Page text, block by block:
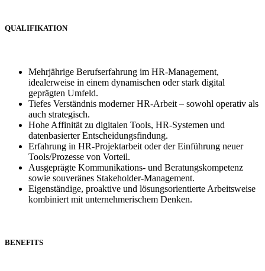
QUALIFIKATION
Mehrjährige Berufserfahrung im HR-Management,
idealerweise in einem dynamischen oder stark digital
geprägten Umfeld.
Tiefes Verständnis moderner HR-Arbeit – sowohl operativ als
auch strategisch.
Hohe Affinität zu digitalen Tools, HR-Systemen und
datenbasierter Entscheidungsfindung.
Erfahrung in HR-Projektarbeit oder der Einführung neuer
Tools/Prozesse von Vorteil.
Ausgeprägte Kommunikations- und Beratungskompetenz
sowie souveränes Stakeholder-Management.
Eigenständige, proaktive und lösungsorientierte Arbeitsweise
kombiniert mit unternehmerischem Denken.
BENEFITS